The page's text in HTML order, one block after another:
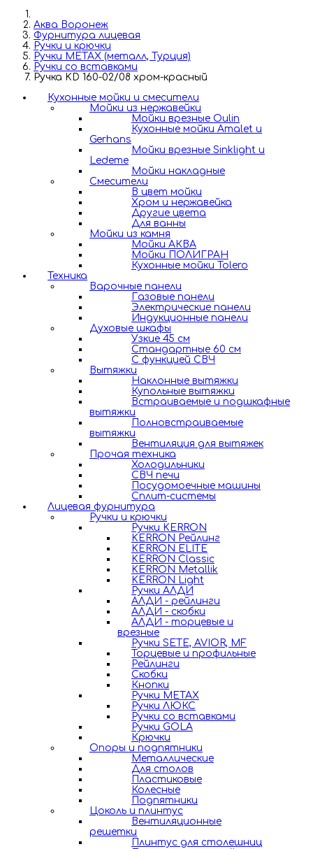
Аква Воронеж
Фурнитура лицевая
Ручки и крючки
Ручки METAX (металл, Турция)
Ручки со вставками
Ручка KD 160-02/08 хром-красный
Кухонные мойки и смесители
Мойки из нержавейки
Мойки врезные Oulin
Кухонные мойки Amalet и
Gerhans
Мойки врезные Sinklight и
Ledeme
Мойки накладные
Смесители
В цвет мойки
Хром и нержавейка
Другие цвета
Для ванны
Мойки из камня
Мойки АКВА
Мойки ПОЛИГРАН
Кухонные мойки Tolero
Техника
Варочные панели
Газовые панели
Электрические панели
Индукционные панели
Духовые шкафы
Узкие 45 см
Стандартные 60 см
С функцией СВЧ
Вытяжки
Наклонные вытяжки
Купольные вытяжки
Встраиваемые и подшкафные
вытяжки
Полновстраиваемые
вытяжки
Вентиляция для вытяжек
Прочая техника
Холодильники
СВЧ печи
Посудомоечные машины
Сплит-системы
Лицевая фурнитура
Ручки и крючки
Ручки KERRON
KERRON Рейлинг
KERRON ELITE
KERRON Classic
KERRON Metallik
KERRON Light
Ручки АЛДИ
АЛДИ - рейлинги
АЛДИ - скобки
АЛДИ - торцевые и
врезные
Ручки SETE, AVIOR, MF
Торцевые и профильные
Рейлинги
Скобки
Кнопки
Ручки METAX
Ручки ЛЮКС
Ручки со вставками
Ручки GOLA
Крючки
Опоры и подпятники
Металлические
Для столов
Пластиковые
Колесные
Подпятники
Цоколь и плинтус
Вентиляционные
решетки
Плинтус для столешниц